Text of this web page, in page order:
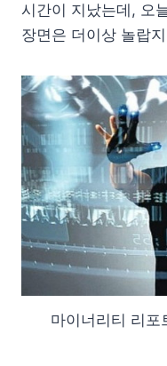
시간이 지났는데, 오
장면은 더이상 놀랍
마이너리티 리